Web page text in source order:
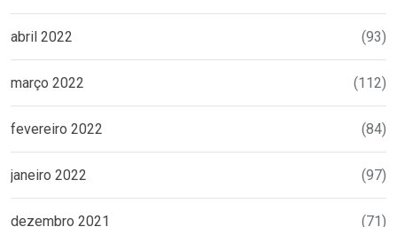
abril 2022 (93)
março 2022 (112)
fevereiro 2022 (84)
janeiro 2022 (97)
dezembro 2021 (71)